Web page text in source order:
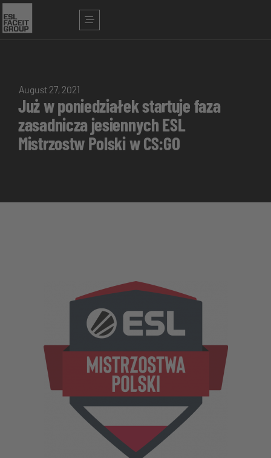
August 27, 2021
Już w poniedziałek startuje faza
zasadnicza jesiennych ESL
Mistrzostw Polski w CS:GO